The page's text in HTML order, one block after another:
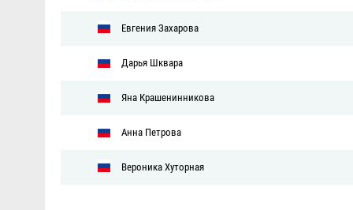
Евгения Захарова
Дарья Шквара
Яна Крашенинникова
Анна Петрова
Вероника Хуторная